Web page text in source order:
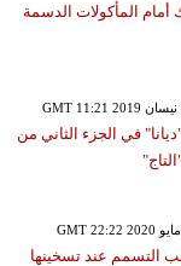
المأكولات الدسمة
في الجزء الثاني من
تُسبب التسمم عند تسخينها